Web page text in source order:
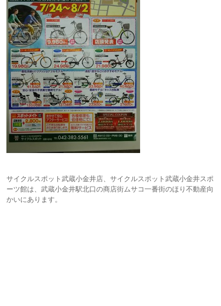
サイクルスポット武蔵小金井店、サイクルスポット武蔵小金井スポ
ーツ館は、武蔵小金井駅北口の商店街ムサコ一番街のほり不動産向
かいにあります。